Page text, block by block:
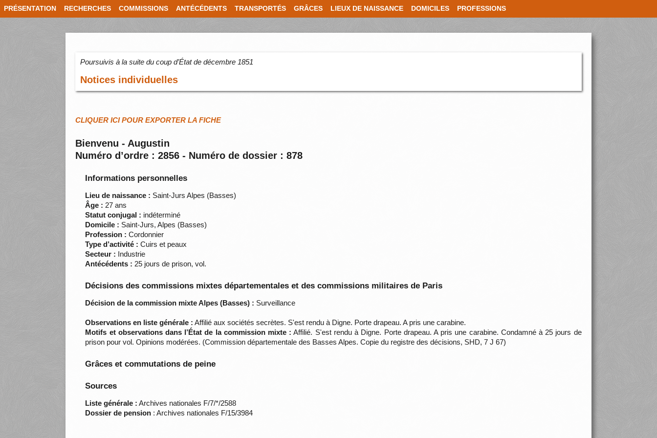
PRÉSENTATION RECHERCHES COMMISSIONS ANTÉCÉDENTS TRANSPORTÉS GRÂCES LIEUX DE NAISSANCE DOMICILES PROFESSIONS
Poursuivis à la suite du coup d’État de décembre 1851
Notices individuelles
CLIQUER ICI POUR EXPORTER LA FICHE
Bienvenu - Augustin
Numéro d’ordre : 2856 - Numéro de dossier : 878
Informations personnelles
Lieu de naissance : Saint-Jurs Alpes (Basses)
Âge : 27 ans
Statut conjugal : indéterminé
Domicile : Saint-Jurs, Alpes (Basses)
Profession : Cordonnier
Type d’activité : Cuirs et peaux
Secteur : Industrie
Antécédents : 25 jours de prison, vol.
Décisions des commissions mixtes départementales et des commissions militaires de Paris
Décision de la commission mixte Alpes (Basses) : Surveillance
Observations en liste générale : Affilié aux sociétés secrètes. S'est rendu à Digne. Porte drapeau. A pris une carabine.
Motifs et observations dans l’État de la commission mixte : Affilié. S'est rendu à Digne. Porte drapeau. A pris une carabine. Condamné à 25 jours de
prison pour vol. Opinions modérées. (Commission départementale des Basses Alpes. Copie du registre des décisions, SHD, 7 J 67)
Grâces et commutations de peine
Sources
Liste générale : Archives nationales F/7/*/2588
Dossier de pension : Archives nationales F/15/3984